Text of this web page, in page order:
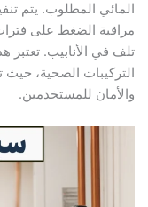
المائي المطلوب. يتم
مراقبة الضغط على
تلف في الأنابيب. تعتبر
التركيبات الصحية، حيث
والأمان للمستخدمين.